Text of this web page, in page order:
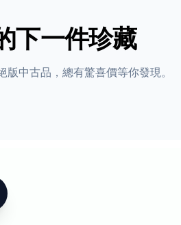
下一件珍藏
版中古品，總有驚喜價等你發現。